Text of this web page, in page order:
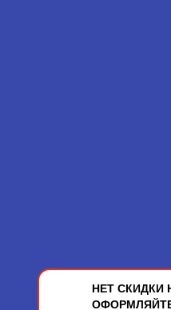
НЕТ СКИДКИ